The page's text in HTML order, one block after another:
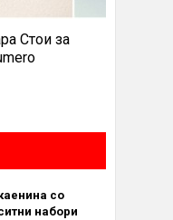
Стои за
со
набори